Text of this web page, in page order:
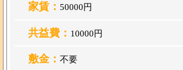
家賃： 50000円
共益費： 10000円
敷金： 不要